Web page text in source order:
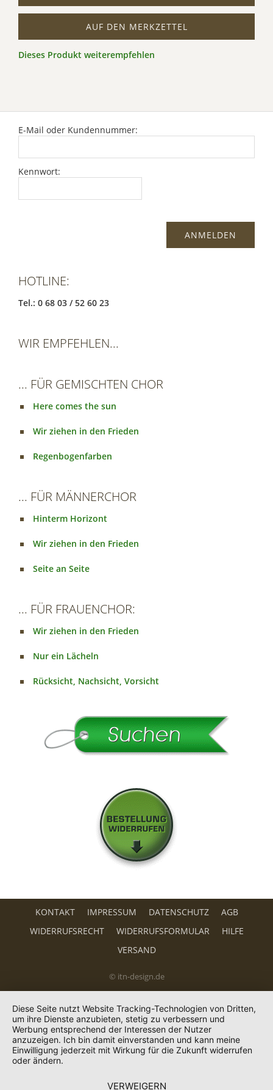
AUF DEN MERKZETTEL
Dieses Produkt weiterempfehlen
E-Mail oder Kundennummer:
Kennwort:
HOTLINE:
Tel.: 0 68 03 / 52 60 23
WIR EMPFEHLEN...
... FÜR GEMISCHTEN CHOR
Here comes the sun
Wir ziehen in den Frieden
Regenbogenfarben
... FÜR MÄNNERCHOR
Hinterm Horizont
Wir ziehen in den Frieden
Seite an Seite
... FÜR FRAUENCHOR:
Wir ziehen in den Frieden
Nur ein Lächeln
Rücksicht, Nachsicht, Vorsicht
KONTAKT IMPRESSUM DATENSCHUTZ
AGB
WIDERRUFSRECHT
WIDERRUFSFORMULAR
HILFE
VERSAND
© itn-design.de
Diese Seite nutzt Website Tracking-Technologien von Dritten,
um ihre Dienste anzubieten, stetig zu verbessern und
Werbung entsprechend der Interessen der Nutzer
anzuzeigen. Ich bin damit einverstanden und kann meine
Einwilligung jederzeit mit Wirkung für die Zukunft widerrufen
oder ändern.
VERWEIGERN